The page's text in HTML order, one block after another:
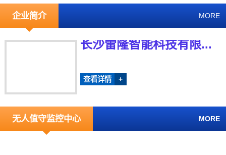
企业简介 MORE
长沙雷隆智能科技有限...
查看详情 +
无人值守监控中心 MORE